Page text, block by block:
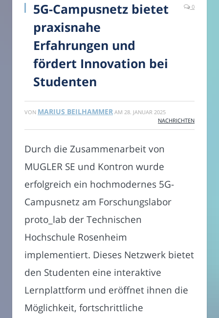
5G-Campusnetz bietet
praxisnahe
Erfahrungen und
fördert Innovation bei
Studenten
0
VON MARIUS BEILHAMMER AM 28. JANUAR 2025
NACHRICHTEN
Durch die Zusammenarbeit von
MUGLER SE und Kontron wurde
erfolgreich ein hochmodernes 5G-
Campusnetz am Forschungslabor
proto_lab der Technischen
Hochschule Rosenheim
implementiert. Dieses Netzwerk bietet
den Studenten eine interaktive
Lernplattform und eröffnet ihnen die
Möglichkeit, fortschrittliche